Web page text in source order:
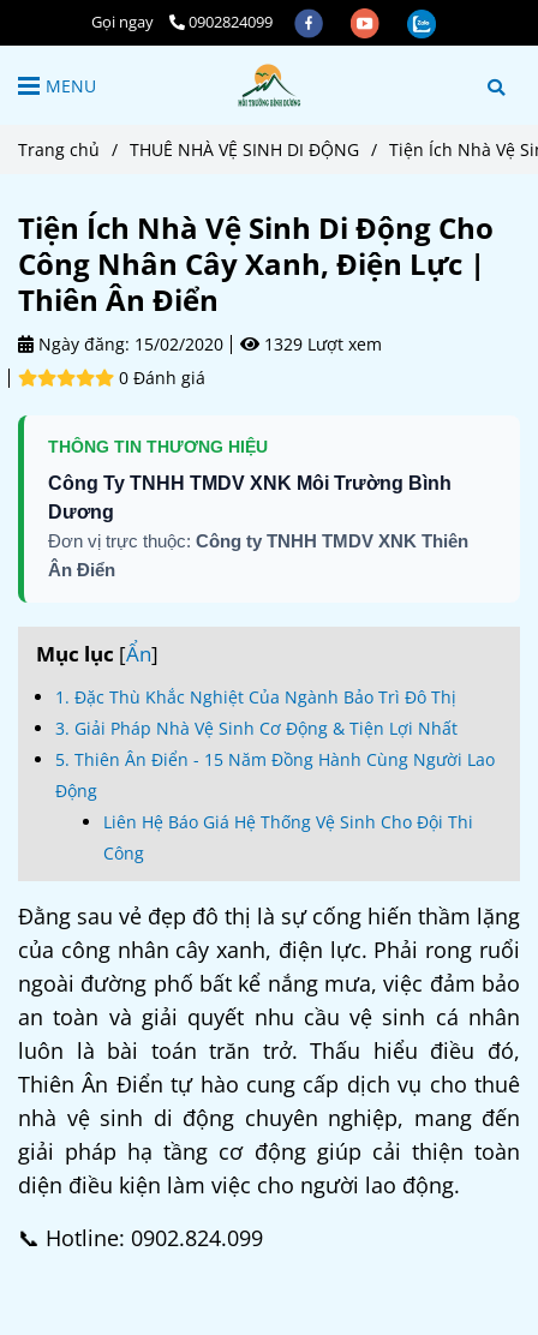
Gọi ngay 0902824099
MENU
Trang chủ / THUÊ NHÀ VỆ SINH DI ĐỘNG / Tiện Ích Nhà Vệ
Tiện Ích Nhà Vệ Sinh Di Động Cho
Công Nhân Cây Xanh, Điện Lực |
Thiên Ân Điển
Ngày đăng: 15/02/2020
1329 Lượt xem
0 Đánh giá
THÔNG TIN THƯƠNG HIỆU
Công Ty TNHH TMDV XNK Môi Trường Bình
Dương
Đơn vị trực thuộc: Công ty TNHH TMDV XNK Thiên
Ân Điển
Mục lục [Ẩn]
1. Đặc Thù Khắc Nghiệt Của Ngành Bảo Trì Đô Thị
3. Giải Pháp Nhà Vệ Sinh Cơ Động & Tiện Lợi Nhất
5. Thiên Ân Điển - 15 Năm Đồng Hành Cùng Người Lao
Động
Liên Hệ Báo Giá Hệ Thống Vệ Sinh Cho Đội Thi
Công
Đằng sau vẻ đẹp đô thị là sự cống hiến thầm lặng
của công nhân cây xanh, điện lực. Phải rong ruổi
ngoài đường phố bất kể nắng mưa, việc đảm bảo
an toàn và giải quyết nhu cầu vệ sinh cá nhân
luôn là bài toán trăn trở. Thấu hiểu điều đó,
Thiên Ân Điển tự hào cung cấp dịch vụ cho thuê
nhà vệ sinh di động chuyên nghiệp, mang đến
giải pháp hạ tầng cơ động giúp cải thiện toàn
diện điều kiện làm việc cho người lao động.
📞 Hotline: 0902.824.099